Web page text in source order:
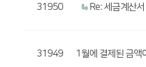
31950 Re: 세금계산서
31949 1월에 결제된 금액